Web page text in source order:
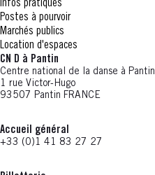
Infos pratiques
Postes à pourvoir
Marchés publics
Location d'espaces
CN D à Pantin
Centre national de la danse à Pantin
1 rue Victor-Hugo
93507 Pantin FRANCE
Accueil général
+33 (0)1 41 83 27 27